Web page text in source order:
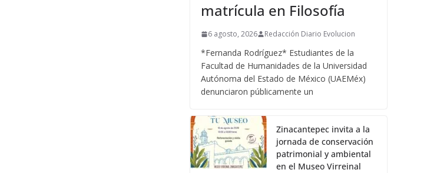
matrícula en Filosofía
6 agosto, 2026 Redacción Diario Evolucion
*Fernanda Rodríguez* Estudiantes de la
Facultad de Humanidades de la Universidad
Autónoma del Estado de México (UAEMéx)
denunciaron públicamente un
Zinacantepec invita a la
jornada de conservación
patrimonial y ambiental
en el Museo Virreinal